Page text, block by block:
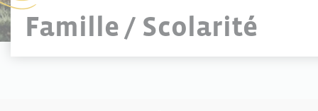
Famille / Scolarité